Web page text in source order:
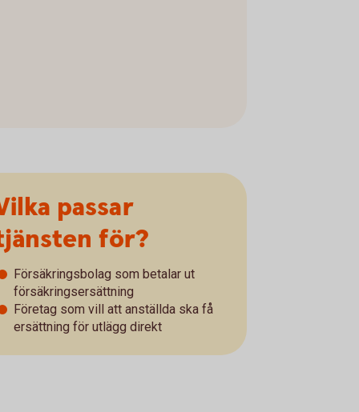
passar
för?
Försäkringsbolag som betalar ut
försäkringsersättning
Företag som vill att anställda ska få
ersättning för utlägg direkt